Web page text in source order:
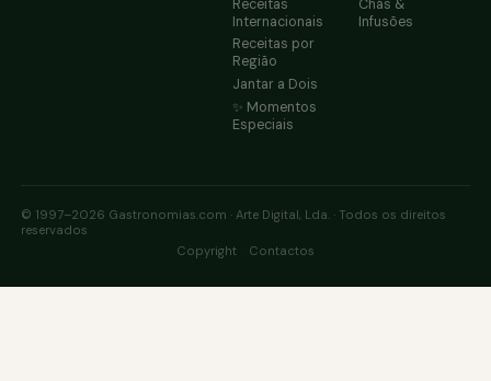
Receitas
Internacionais
Receitas por
Região
Jantar a Dois
✨ Momentos
Especiais
Chás &
Infusões
© 1997–2026 Gastronomias.com · Arte Digital, Lda. · Todos os direitos
reservados
Copyright
Contactos